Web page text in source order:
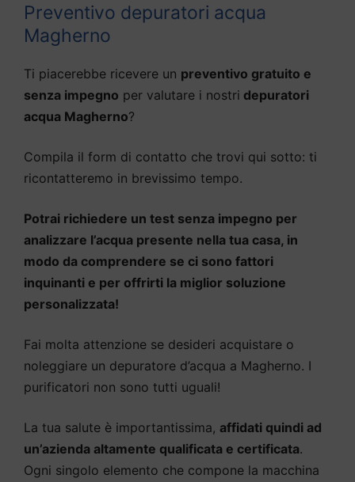
Preventivo depuratori acqua
Magherno
Ti piacerebbe ricevere un preventivo gratuito e
senza impegno per valutare i nostri depuratori
acqua Magherno?
Compila il form di contatto che trovi qui sotto: ti
ricontatteremo in brevissimo tempo.
Potrai richiedere un test senza impegno per
analizzare l’acqua presente nella tua casa, in
modo da comprendere se ci sono fattori
inquinanti e per offrirti la miglior soluzione
personalizzata!
Fai molta attenzione se desideri acquistare o
noleggiare un depuratore d’acqua a Magherno. I
purificatori non sono tutti uguali!
La tua salute è importantissima, affidati quindi ad
un’azienda altamente qualificata e certificata.
Ogni singolo elemento che compone la macchina